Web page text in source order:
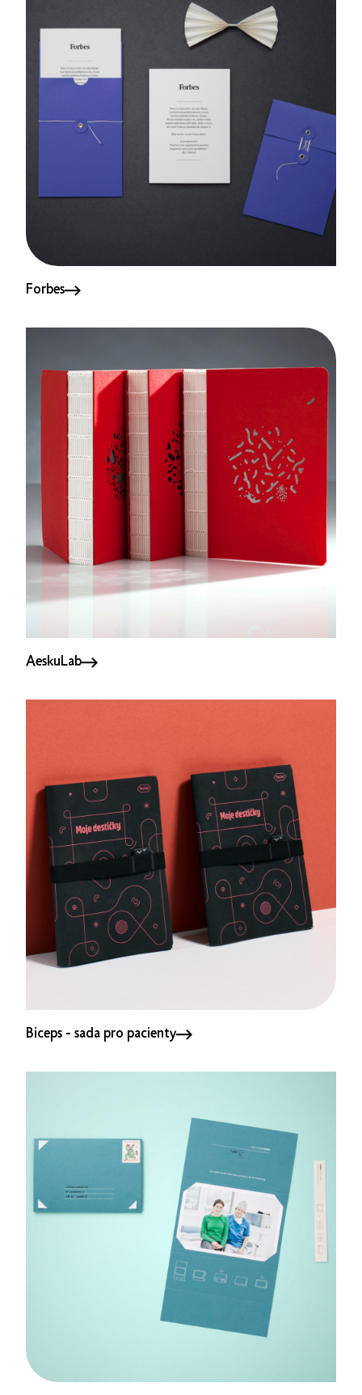
Forbes
AeskuLab
Biceps - sada pro pacienty